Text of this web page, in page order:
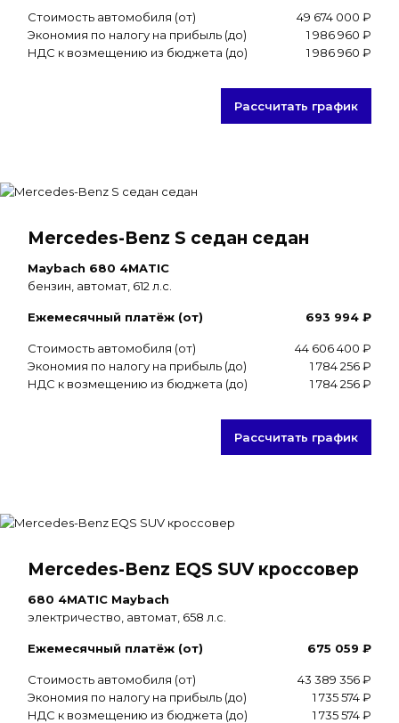
Стоимость автомобиля (от)
49 674 000 ₽
Экономия по налогу на прибыль (до)
1 986 960 ₽
НДС к возмещению из бюджета (до)
1 986 960 ₽
Рассчитать график
Mercedes-Benz S седан седан
Maybach 680 4MATIC
бензин, автомат, 612 л.с.
Ежемесячный платёж (от) 693 994 ₽
Стоимость автомобиля (от)
44 606 400 ₽
Экономия по налогу на прибыль (до)
1 784 256 ₽
НДС к возмещению из бюджета (до)
1 784 256 ₽
Рассчитать график
Mercedes-Benz EQS SUV кроссовер
680 4MATIC Maybach
электричество, автомат, 658 л.с.
Ежемесячный платёж (от) 675 059 ₽
Стоимость автомобиля (от)
43 389 356 ₽
Экономия по налогу на прибыль (до)
1 735 574 ₽
НДС к возмещению из бюджета (до)
1 735 574 ₽